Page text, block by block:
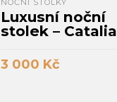
NOČNÍ STOLKY
Luxusní noční
stolek – Catalia
3 000 Kč